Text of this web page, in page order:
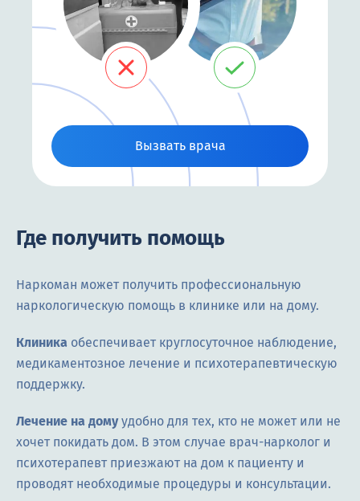
Вызвать врача
Где получить помощь
Наркоман может получить профессиональную
наркологическую помощь в клинике или на дому.
Клиника обеспечивает круглосуточное наблюдение,
медикаментозное лечение и психотерапевтическую
поддержку.
Лечение на домуудобно для тех, кто не может или не
хочет покидать дом. В этом случае врач-нарколог и
психотерапевт приезжают на дом к пациенту и
проводят необходимые процедуры и консультации.